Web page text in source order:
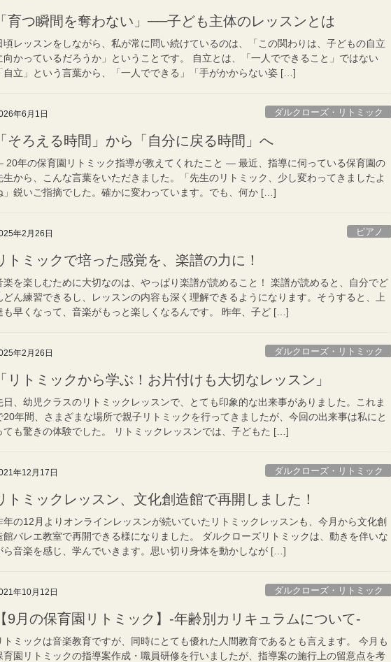
「育つ瞬間を奪わない」──子ども主体のレッスンとは
頃レッスンをしながら、私が常に問い続けているのは、「この関わりは、子どもの自立
向かっているだろうか」ということです。 自立とは、「一人でできること」ではない
「自立」という言葉から、「一人でできる」「手がかからない姿 […]
年6月1日 ダルクローズ・リトミック
「そろえる時間」から「自分に戻る時間」へ
20年の保育園リトミック指導が教えてくれたこと ― 最近、指導に伺っている保育園の
生から、こんな言葉をいただきました。「先生のリトミック、少し変わってきましたよ
」鋭いご指摘でした。確かに変わっています。でも、何か […]
年2月26日 ピアノ
トミックで培った感覚を、楽譜の力に！
楽を楽しむために大切なのは、やっぱり楽譜が読めること！ 楽譜が読めると、自分でど
どん練習できるし、レッスンの内容も深く理解できるようになります。そうすると、上
も早くなって、音楽がもっと楽しくなるんです。 昨年、子ど […]
年2月26日 ダルクローズ・リトミック
「リトミックから学ぶ！お片付けも大切なレッスン」
日、幼児クラスのリトミックレッスンで、とても印象的な出来事がありました。これま
20年間、さまざまな場所で親子リトミックを行ってきましたが、今回の出来事は私にと
ても驚きの体験でした。 リトミックレッスンでは、子どもた […]
年12月17日 ダルクローズ・リトミック
トミックレッスン、文化創造館で再開しました！
年の12月よりオンラインレッスンが続いていたリトミックレッスンも、今月から文化創
館バレエ教室で再開できる様になりました。 ダルクローズリトミックは、動きを伴いな
ら音楽を感じ、学んでいきます。思い切り身体を動かしなが […]
年10月12日 ダルクローズ・リトミック
【9月の保育園リトミック】-年齢別カリキュラムについて-
トミックは音楽教育ですが、同時にとても優れた人間教育であるとも言えます。 今月も
育園リトミックの指導案作成・職員研修を行いましたが、指導案の施行上の留意点を考